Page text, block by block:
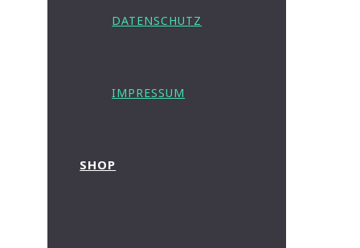
DATENSCHUTZ
IMPRESSUM
SHOP